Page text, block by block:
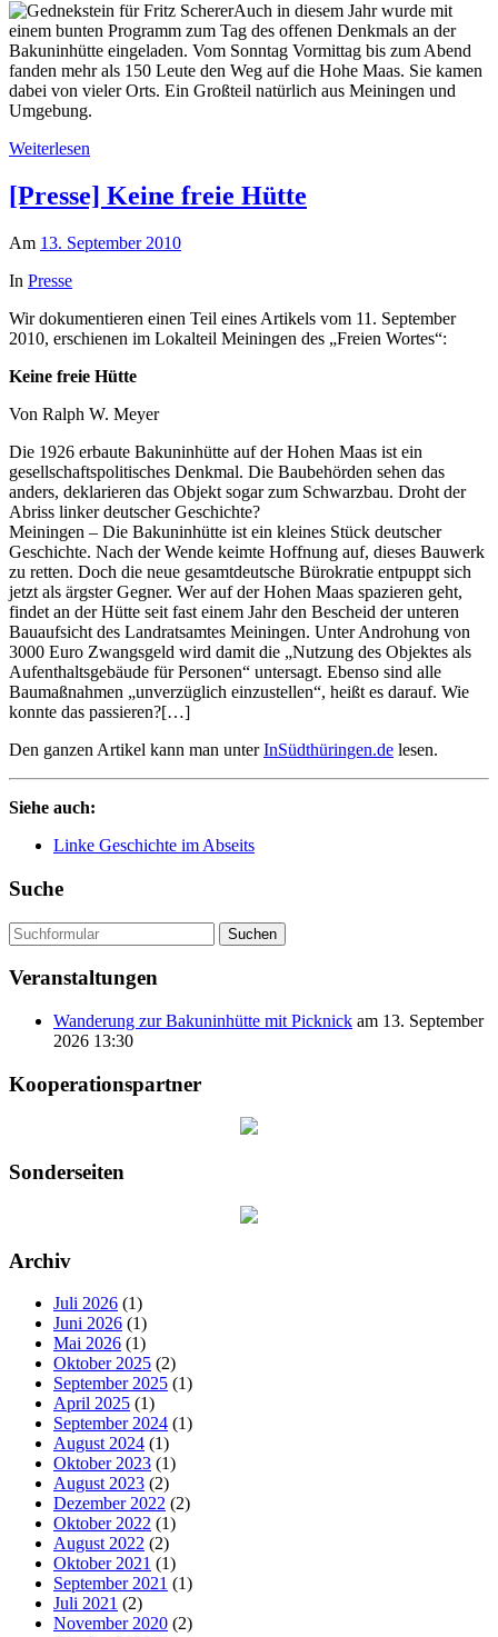
Auch in diesem Jahr wurde mit
einem bunten Programm zum Tag des offenen Denkmals an der
Bakuninhütte eingeladen. Vom Sonntag Vormittag bis zum Abend
fanden mehr als 150 Leute den Weg auf die Hohe Maas. Sie kamen
dabei von vieler Orts. Ein Großteil natürlich aus Meiningen und
Umgebung.
Weiterlesen
[Presse] Keine freie Hütte
Am 13. September 2010
In Presse
Wir dokumentieren einen Teil eines Artikels vom 11. September
2010, erschienen im Lokalteil Meiningen des „Freien Wortes“:
Keine freie Hütte
Von Ralph W. Meyer
Die 1926 erbaute Bakuninhütte auf der Hohen Maas ist ein
gesellschaftspolitisches Denkmal. Die Baubehörden sehen das
anders, deklarieren das Objekt sogar zum Schwarzbau. Droht der
Abriss linker deutscher Geschichte?
Meiningen – Die Bakuninhütte ist ein kleines Stück deutscher
Geschichte. Nach der Wende keimte Hoffnung auf, dieses Bauwerk
zu retten. Doch die neue gesamtdeutsche Bürokratie entpuppt sich
jetzt als ärgster Gegner. Wer auf der Hohen Maas spazieren geht,
findet an der Hütte seit fast einem Jahr den Bescheid der unteren
Bauaufsicht des Landratsamtes Meiningen. Unter Androhung von
3000 Euro Zwangsgeld wird damit die „Nutzung des Objektes als
Aufenthaltsgebäude für Personen“ untersagt. Ebenso sind alle
Baumaßnahmen „unverzüglich einzustellen“, heißt es darauf. Wie
konnte das passieren?[…]
Den ganzen Artikel kann man unterInSüdthüringen.de lesen.
Siehe auch:
Linke Geschichte im Abseits
Suche
Suchen
Veranstaltungen
Wanderung zur Bakuninhütte mit Picknick am 13. September
2026 13:30
Kooperationspartner
Sonderseiten
Archiv
Juli 2026 (1)
Juni 2026 (1)
Mai 2026 (1)
Oktober 2025 (2)
September 2025 (1)
April 2025 (1)
September 2024 (1)
August 2024 (1)
Oktober 2023 (1)
August 2023 (2)
Dezember 2022 (2)
Oktober 2022 (1)
August 2022 (2)
Oktober 2021 (1)
September 2021 (1)
Juli 2021 (2)
November 2020 (2)